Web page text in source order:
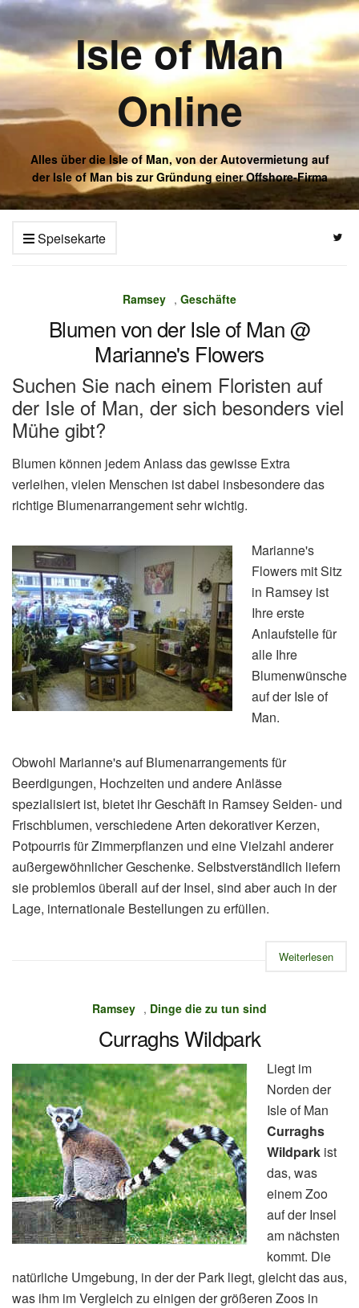
Isle of Man
Online
Alles über die Isle of Man, von der Autovermietung auf
der Isle of Man bis zur Gründung einer Offshore-Firma
Speisekarte
Ramsey , Geschäfte
Blumen von der Isle of Man @
Marianne's Flowers
Suchen Sie nach einem Floristen auf
der Isle of Man, der sich besonders viel
Mühe gibt?
Blumen können jedem Anlass das gewisse Extra
verleihen, vielen Menschen ist dabei insbesondere das
richtige Blumenarrangement sehr wichtig.
Marianne's
Flowers mit Sitz
in Ramsey ist
Ihre erste
Anlaufstelle für
alle Ihre
Blumenwünsche
auf der Isle of
Man.
Obwohl Marianne's auf Blumenarrangements für
Beerdigungen, Hochzeiten und andere Anlässe
spezialisiert ist, bietet ihr Geschäft in Ramsey Seiden- und
Frischblumen, verschiedene Arten dekorativer Kerzen,
Potpourris für Zimmerpflanzen und eine Vielzahl anderer
außergewöhnlicher Geschenke. Selbstverständlich liefern
sie problemlos überall auf der Insel, sind aber auch in der
Lage, internationale Bestellungen zu erfüllen.
Weiterlesen
Ramsey , Dinge die zu tun sind
Curraghs Wildpark
Liegt im
Norden der
Isle of Man
Curraghs
Wildpark ist
das, was
einem Zoo
auf der Insel
am nächsten
kommt. Die
natürliche Umgebung, in der der Park liegt, gleicht das aus,
was ihm im Vergleich zu einigen der größeren Zoos in